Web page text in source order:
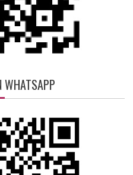
WHATSAPP